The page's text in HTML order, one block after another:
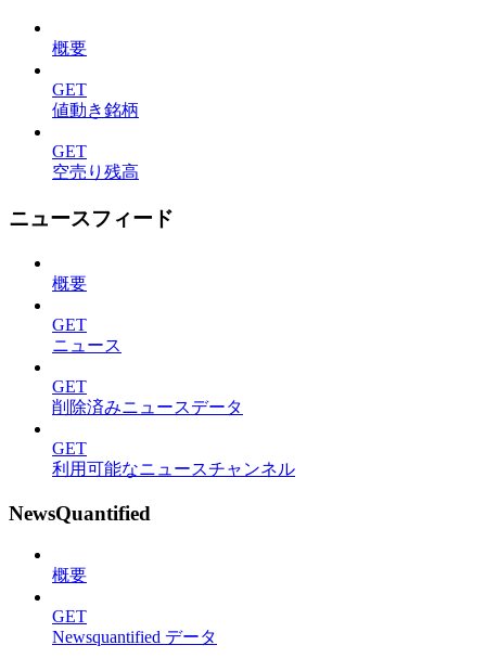
概要
GET
値動き銘柄
GET
空売り残高
ニュースフィード
概要
GET
ニュース
GET
削除済みニュースデータ
GET
利用可能なニュースチャンネル
NewsQuantified
概要
GET
Newsquantified データ